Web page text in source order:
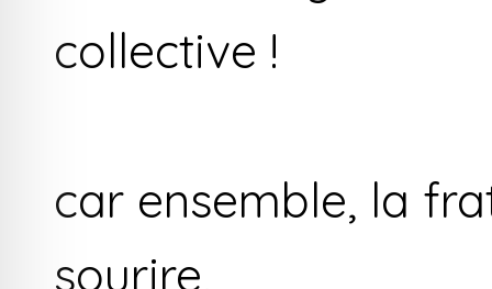
collective !
car ensemble, la
sourire,